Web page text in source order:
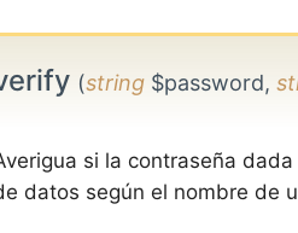
(string$password,
si la contraseña
datos según el nombre de